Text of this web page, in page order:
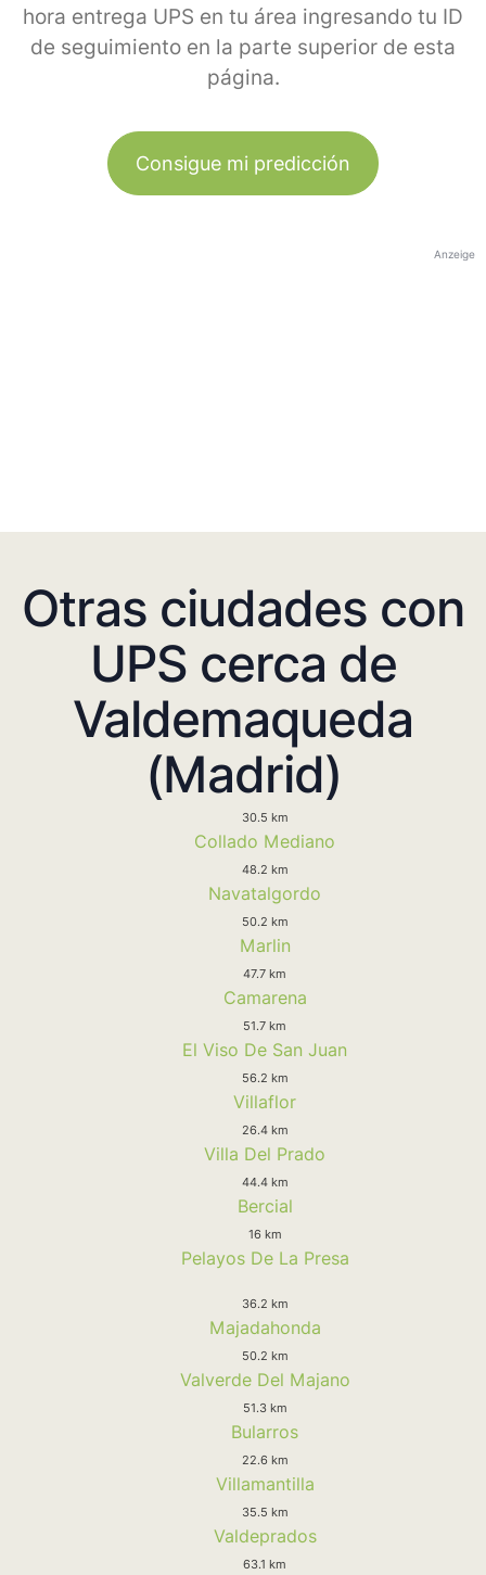
hora entrega UPS en tu área ingresando tu ID
de seguimiento en la parte superior de esta
página.
Consigue mi predicción
Anzeige
Otras ciudades con
UPS cerca de
Valdemaqueda
(Madrid)
30.5 km
Collado Mediano
48.2 km
Navatalgordo
50.2 km
Marlin
47.7 km
Camarena
51.7 km
El Viso De San Juan
56.2 km
Villaflor
26.4 km
Villa Del Prado
44.4 km
Bercial
16 km
Pelayos De La Presa
36.2 km
Majadahonda
50.2 km
Valverde Del Majano
51.3 km
Bularros
22.6 km
Villamantilla
35.5 km
Valdeprados
63.1 km